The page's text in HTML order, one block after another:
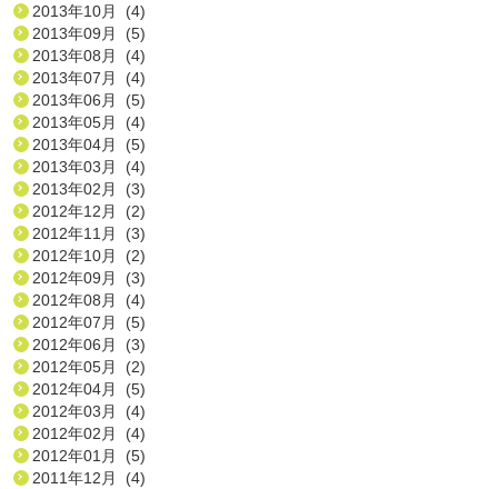
2013年10月 (4)
2013年09月 (5)
2013年08月 (4)
2013年07月 (4)
2013年06月 (5)
2013年05月 (4)
2013年04月 (5)
2013年03月 (4)
2013年02月 (3)
2012年12月 (2)
2012年11月 (3)
2012年10月 (2)
2012年09月 (3)
2012年08月 (4)
2012年07月 (5)
2012年06月 (3)
2012年05月 (2)
2012年04月 (5)
2012年03月 (4)
2012年02月 (4)
2012年01月 (5)
2011年12月 (4)